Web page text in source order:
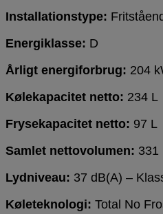
Installationstype:
Energiklasse: D
Årligt energiforbrug: 204
Kølekapacitet netto: 234 L
Frysekapacitet netto: 97 L
Samlet nettovolumen: 331
Lydniveau: 37 dB(A) –
Køleteknologi: Total No